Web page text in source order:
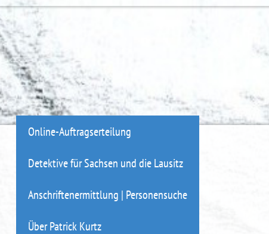
Online-Auftragserteilung
Detektive für Sachsen und die Lausitz
Anschriftenermittlung | Personensuche
Über Patrick Kurtz